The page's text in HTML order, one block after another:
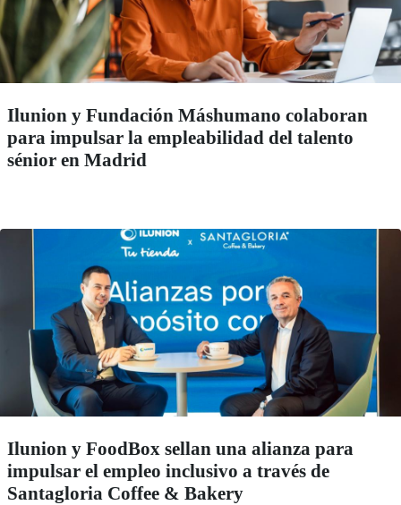
Ilunion y Fundación Máshumano colaboran
para impulsar la empleabilidad del talento
sénior en Madrid
Ilunion y FoodBox sellan una alianza para
impulsar el empleo inclusivo a través de
Santagloria Coffee & Bakery